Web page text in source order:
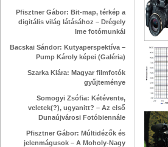
Pfisztner Gábor: Bit-map, térkép a
digitális világ látásához – Drégely
Ime fotómunkái
Bacskai Sándor: Kutyaperspektíva –
Pump Károly képei (Galéria)
Szarka Klára: Magyar filmfotók
gyűjteménye
Somogyi Zsófia: Kétévente,
veletek(?), ugyanitt? – Az első
Dunaújvárosi Fotóbiennále
Pfisztner Gábor: Múltidézők és
jelenmágusok – A Moholy-Nagy